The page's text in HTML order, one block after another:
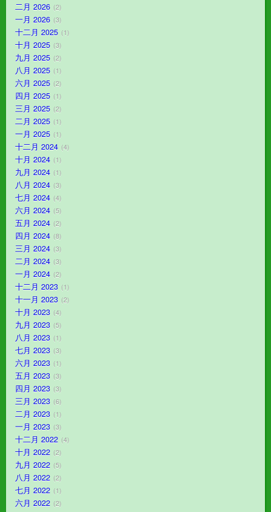
二月 2026 2
一月 2026 3
十二月 2025 1
十月 2025 3
九月 2025 2
八月 2025 1
六月 2025 2
四月 2025 1
三月 2025 2
二月 2025 1
一月 2025 1
十二月 2024 4
十月 2024 1
九月 2024 1
八月 2024 3
七月 2024 4
六月 2024 5
五月 2024 2
四月 2024 8
三月 2024 3
二月 2024 3
一月 2024 2
十二月 2023 1
十一月 2023 2
十月 2023 4
九月 2023 5
八月 2023 1
七月 2023 3
六月 2023 1
五月 2023 3
四月 2023 3
三月 2023 6
二月 2023 1
一月 2023 3
十二月 2022 4
十月 2022 2
九月 2022 5
八月 2022 2
七月 2022 1
六月 2022 2